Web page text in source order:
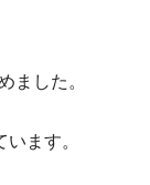
ました。
ます。